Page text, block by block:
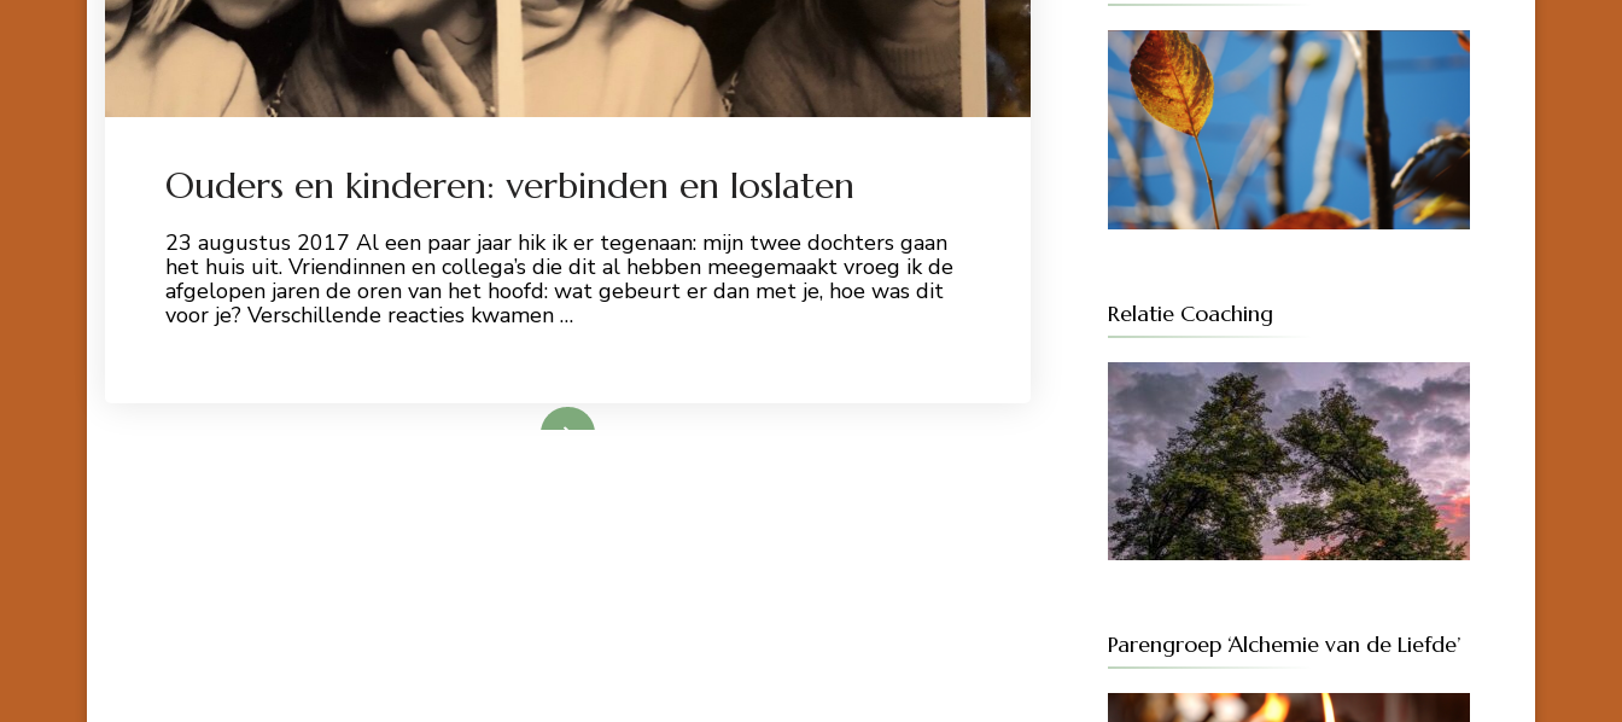
Ouders en kinderen: verbinden en loslaten
23 augustus 2017 Al een paar jaar hik ik er tegenaan: mijn twee dochters gaan
het huis uit. Vriendinnen en collega’s die dit al hebben meegemaakt vroeg ik de
afgelopen jaren de oren van het hoofd: wat gebeurt er dan met je, hoe was dit
voor je? Verschillende reacties kwamen …
Relatie Coaching
Parengroep ‘Alchemie van de Liefde’